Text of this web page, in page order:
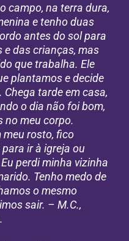
campo, na terra dura,
e tenho duas
antes do sol para
das crianças, mas
que trabalha. Ele
plantamos e decide
tarde em casa,
o dia não foi bom,
no meu corpo.
meu rosto, fico
ir à igreja ou
perdi minha vizinha
Tenho medo de
o mesmo
sair. – M.C.,